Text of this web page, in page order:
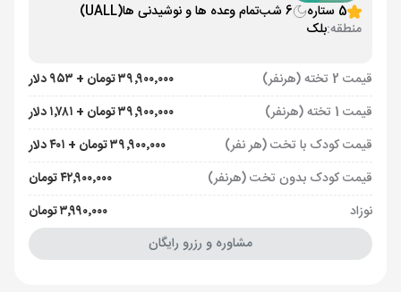
5 ستاره
6 شب تمام وعده ها و نوشیدنی ها(UALL)
منطقه:بلک
قیمت 2 تخته (هرنفر)
۳۹٬۹۰۰٬۰۰۰ تومان + ۹۵۳ دلار
قیمت 1 تخته (هرنفر)
۳۹٬۹۰۰٬۰۰۰ تومان + ۱٬۷۸۱ دلار
قیمت کودک با تخت (هر نفر)
۳۹٬۹۰۰٬۰۰۰ تومان + ۴۰۱ دلار
قیمت کودک بدون تخت (هرنفر)
۴۲٬۹۰۰٬۰۰۰ تومان
نوزاد
۳٬۹۹۰٬۰۰۰ تومان
مشاوره و رزرو رایگان